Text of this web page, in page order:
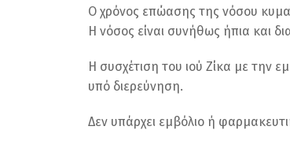
Ο χρόνος επώασης της νόσου
Η νόσος είναι συνήθως ήπια και
Η συσχέτιση του ιού Ζίκα με την
υπό διερεύνηση.
Δεν υπάρχει εμβόλιο ή